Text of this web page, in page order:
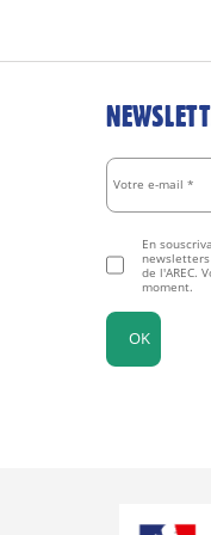
En
de l'AREC.
moment.